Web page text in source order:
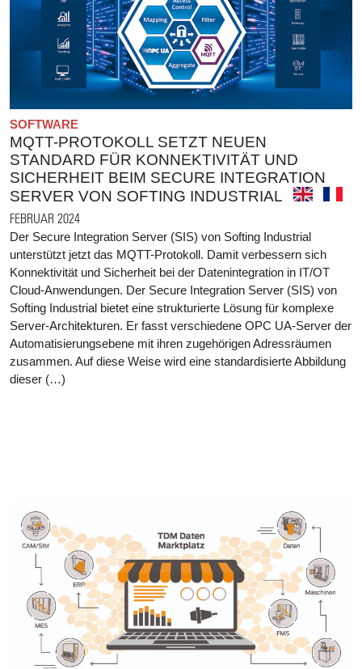
SOFTWARE
MQTT-PROTOKOLL SETZT NEUEN
STANDARD FÜR KONNEKTIVITÄT UND
SICHERHEIT BEIM SECURE INTEGRATION
SERVER VON SOFTING INDUSTRIAL
FEBRUAR 2024
Der Secure Integration Server (SIS) von Softing Industrial
unterstützt jetzt das MQTT-Protokoll. Damit verbessern sich
Konnektivität und Sicherheit bei der Datenintegration in IT/OT
Cloud-Anwendungen. Der Secure Integration Server (SIS) von
Softing Industrial bietet eine strukturierte Lösung für komplexe
Server-Architekturen. Er fasst verschiedene OPC UA-Server der
Automatisierungsebene mit ihren zugehörigen Adressräumen
zusammen. Auf diese Weise wird eine standardisierte Abbildung
dieser (…)